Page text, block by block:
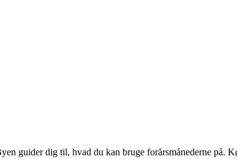
guider dig til, hvad du kan bruge forårsmånederne på.